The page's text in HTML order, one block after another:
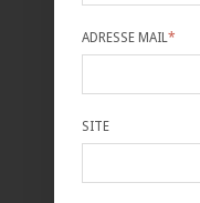
ADRESSE MAIL *
SITE